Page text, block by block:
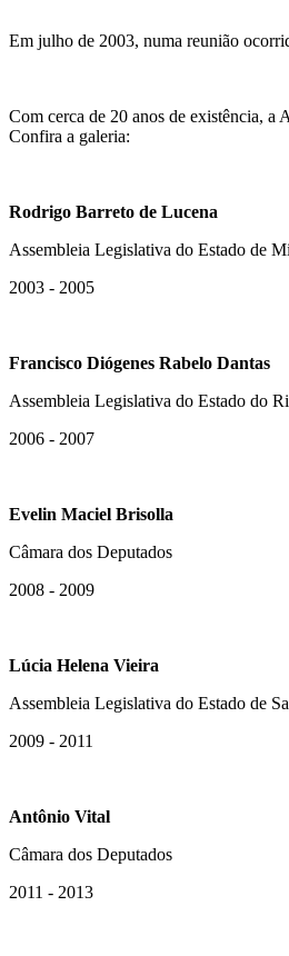
Em julho de 2003, numa reunião
Com cerca de 20 anos de existência,
Confira a galeria:
Rodrigo Barreto de Lucena
Assembleia Legislativa do Estado de
2003 - 2005
Francisco Diógenes Rabelo Dantas
Assembleia Legislativa do Estado do
2006 - 2007
Evelin Maciel Brisolla
Câmara dos Deputados
2008 - 2009
Lúcia Helena Vieira
Assembleia Legislativa do Estado de
2009 - 2011
Antônio Vital
Câmara dos Deputados
2011 - 2013